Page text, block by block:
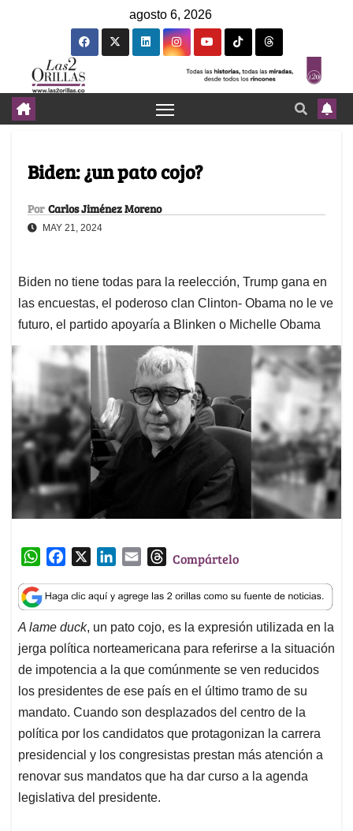
agosto 6, 2026
Biden: ¿un pato cojo?
Por Carlos Jiménez Moreno
MAY 21, 2024
Biden no tiene todas para la reelección, Trump gana en
las encuestas, el poderoso clan Clinton- Obama no le ve
futuro, el partido apoyaría a Blinken o Michelle Obama
W
a
t
s
A
p
p
c
e
b
o
o
k
n
k
e
d
I
n
a
i
l
T
r
e
a
d
s
Compártelo
A lame duck, un pato cojo, es la expresión utilizada en la
jerga política norteamericana para referirse a la situación
de impotencia a la que comúnmente se ven reducidos
los presidentes de ese país en el último tramo de su
mandato. Cuando son desplazados del centro de la
política por los candidatos que protagonizan la carrera
presidencial y los congresistas prestan más atención a
renovar sus mandatos que ha dar curso a la agenda
legislativa del presidente.